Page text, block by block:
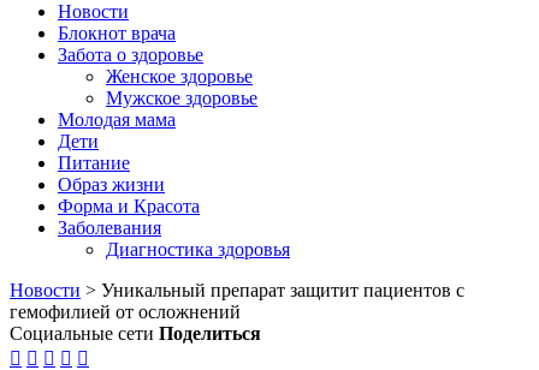
Новости
Блокнот врача
Забота о здоровье
Женское здоровье
Мужское здоровье
Молодая мама
Дети
Питание
Образ жизни
Форма и Красота
Заболевания
Диагностика здоровья
Новости > Уникальный препарат защитит пациентов с
гемофилией от осложнений
Социальные сети Поделиться
    